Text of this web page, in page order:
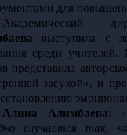
для
Академический
выступила с
среди
представила
засухой», и
Алина Алимбаева:
случается так,